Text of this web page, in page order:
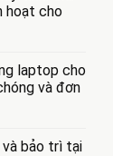
hoạt cho
laptop cho
và đơn
và bảo trì tại